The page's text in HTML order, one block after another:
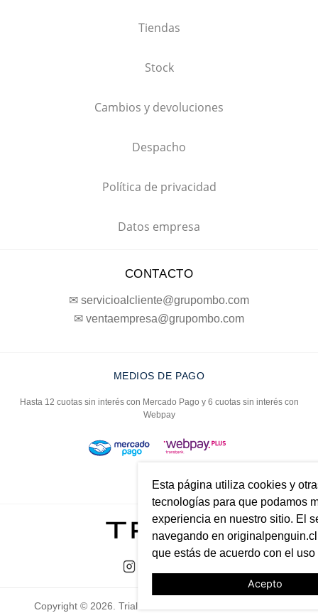
Tiendas
Stock
Cambios y devoluciones
Despacho
Política de privacidad
Datos empresa
CONTACTO
✉ servicioalcliente@grupombo.com
✉ ventaempresa@grupombo.com
MEDIOS DE PAGO
Hasta 12 cuotas sin interés con Mercado Pago y 6 cuotas sin interés con
Webpay
Copyright © 2026. Trial. Todos los derechos reservados
Acepto
Esta página utiliza cookies y
tecnologías para que podamos
experiencia en nuestro sitio. El
navegando en
que estás de acuerdo con el